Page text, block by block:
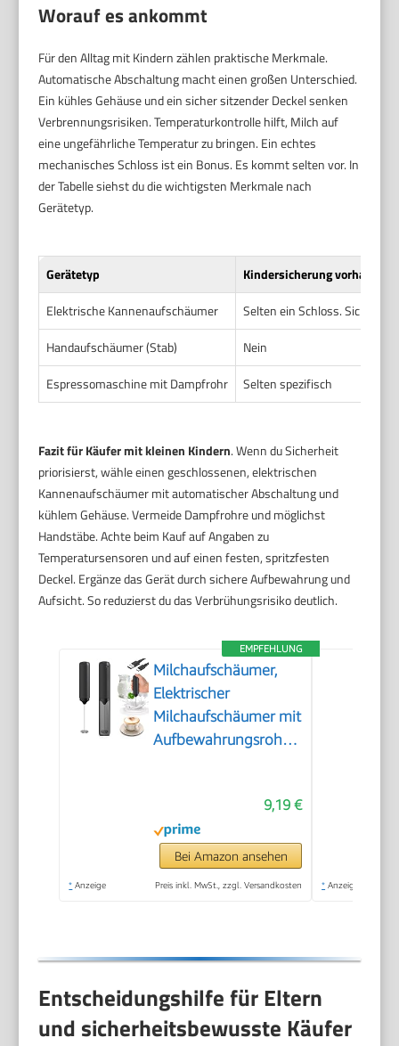
Worauf es ankommt
Für den Alltag mit Kindern zählen praktische Merkmale.
Automatische Abschaltung macht einen großen Unterschied.
Ein kühles Gehäuse und ein sicher sitzender Deckel senken
Verbrennungsrisiken. Temperaturkontrolle hilft, Milch auf
eine ungefährliche Temperatur zu bringen. Ein echtes
mechanisches Schloss ist ein Bonus. Es kommt selten vor. In
der Tabelle siehst du die wichtigsten Merkmale nach
Gerätetyp.
Gerätetyp
Kindersicherung vorhanden?
Elektrische Kannenaufschäumer
Selten ein Schloss.
Handaufschäumer (Stab)
Nein
Espressomaschine mit Dampfrohr
Selten spezifisch
Fazit für Käufer mit kleinen Kindern. Wenn du Sicherheit
priorisierst, wähle einen geschlossenen, elektrischen
Kannenaufschäumer mit automatischer Abschaltung und
kühlem Gehäuse. Vermeide Dampfrohre und möglichst
Handstäbe. Achte beim Kauf auf Angaben zu
Temperatursensoren und auf einen festen, spritzfesten
Deckel. Ergänze das Gerät durch sichere Aufbewahrung und
Aufsicht. So reduzierst du das Verbrühungsrisiko deutlich.
EMPFEHLUNG
Milchaufschäumer,
Elektrischer
Milchaufschäumer mit
Aufbewahrungsrohr,
mit 14.000 U/min,
Mini Mixer für Matcha
Latte, Cappuccino,
Küchenaccessoires
9,19 €
Bei Amazon ansehen
* Anzeige Preis inkl. MwSt., zzgl. Versandkosten * Anzeige
Entscheidungshilfe für Eltern
und sicherheitsbewusste Käufer